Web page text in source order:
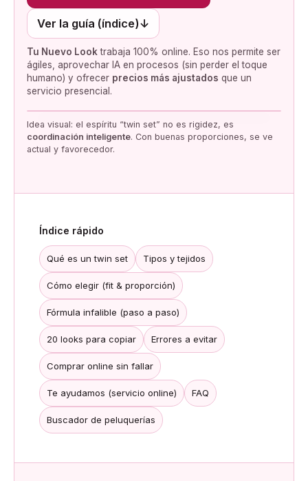
Ver la guía (índice)↓
Tu Nuevo Looktrabaja 100% online. Eso nos permite ser
ágiles, aprovechar IA en procesos (sin perder el toque
humano) y ofrecer precios más ajustados que un
servicio presencial.
Idea visual: el espíritu “twin set” no es rigidez, es
coordinación inteligente. Con buenas proporciones, se ve
actual y favorecedor.
Índice rápido
Qué es un twin set Tipos y tejidos
Cómo elegir (fit & proporción)
Fórmula infalible (paso a paso)
20 looks para copiar Errores a evitar
Comprar online sin fallar
Te ayudamos (servicio online) FAQ
Buscador de peluquerías